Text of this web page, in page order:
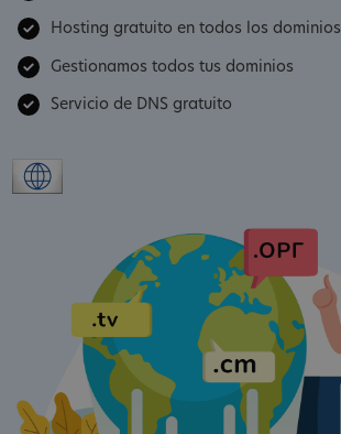
Hosting gratuito en todos los dominios
Gestionamos todos tus dominios
Servicio de DNS gratuito